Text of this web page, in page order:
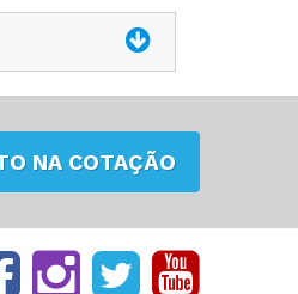
NA COTAÇÃO